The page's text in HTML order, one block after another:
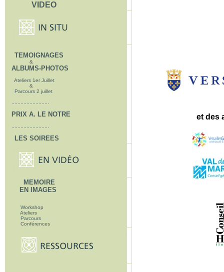
VIDEO
TEMOIGNAGES
&
ALBUMS-PHOTOS
Ateliers 1er Juillet
&
Parcours 2 juillet
PRIX A. LE NOTRE
LES SOIREES
MEMOIRE
EN IMAGES
Workshop
Ateliers
Parcours
Conférences
et des